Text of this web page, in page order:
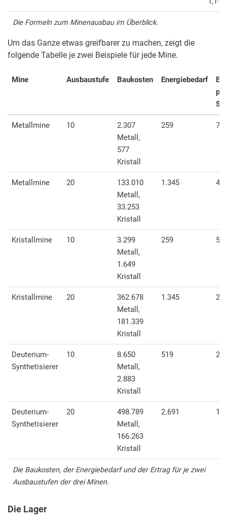
Die Formeln zum Minenausbau im Überblick.
Um das Ganze etwas greifbarer zu machen, zeigt die
folgende Tabelle je zwei Beispiele für jede Mine.
Mine Ausbaustufe Baukosten Energiebedarf
pro
Metallmine 10
2.307
Metall,
577
Kristall
259
Metallmine 20
133.010
Metall,
33.253
Kristall
1.345
Kristallmine 10
3.299
Metall,
1.649
Kristall
259
Kristallmine 20
362.678
Metall,
181.339
Kristall
1.345
Deuterium-
Synthetisierer
10
8.650
Metall,
2.883
Kristall
519
Deuterium-
Synthetisierer
20
498.789
Metall,
166.263
Kristall
2.691
Die Baukosten, der Energiebedarf und der Ertrag für je zwei
Ausbaustufen der drei Minen.
Die Lager